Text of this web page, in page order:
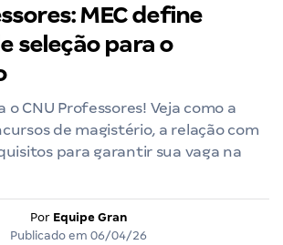
MEC define
seleção para o
o CNU Professores! Veja como a
de magistério, a relação com
para garantir sua vaga na
Por Equipe Gran
Publicado em 06/04/26